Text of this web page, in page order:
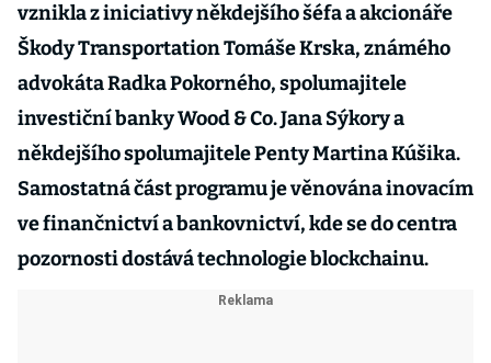
vznikla z iniciativy někdejšího šéfa a akcionáře
Škody Transportation Tomáše Krska, známého
advokáta Radka Pokorného, spolumajitele
investiční bankyWood & Co.Jana Sýkory a
někdejšího spolumajitele Penty Martina Kúšika.
Samostatná část programu je věnována inovacím
ve finančnictví a bankovnictví, kde se do centra
pozornosti dostává technologie blockchainu.